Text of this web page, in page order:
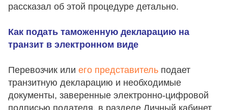
рассказал об этой процедуре детально.
Как подать таможенную декларацию на
транзит в электронном виде
Перевозчик или его представитель подает
транзитную декларацию и необходимые
документы, заверенные электронно-цифровой